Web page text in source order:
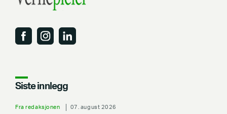
Siste innlegg
Fra redaksjonen 07. august 2026